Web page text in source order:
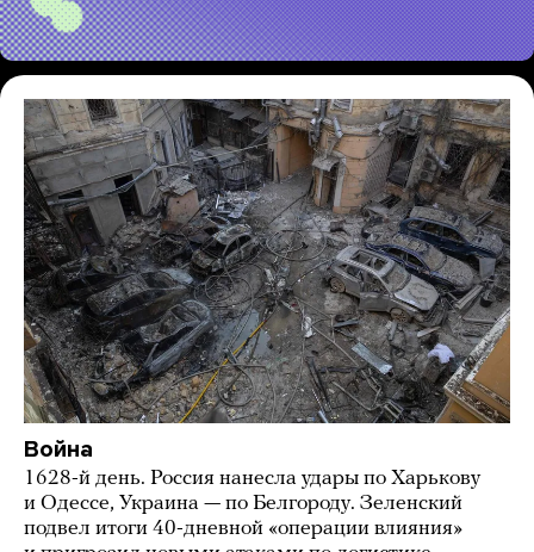
Война
1628-й день. Россия нанесла удары по Харькову
и Одессе, Украина — по Белгороду. Зеленский
подвел итоги 40-дневной «операции влияния»